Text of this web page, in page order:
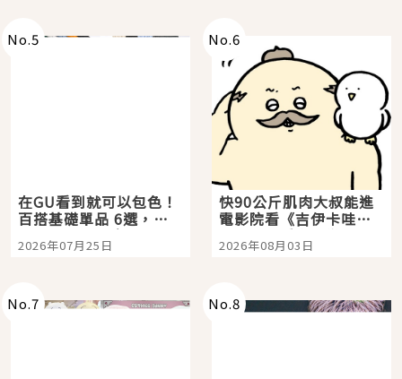
No.5
在GU看到就可以包色！
百搭基礎單品 6選，閉
眼全收也不心疼
2026年07月25日
No.6
快90公斤肌肉大叔能進
電影院看《吉伊卡哇》
嗎？日本重金屬樂團
「打首」會長與nagano
2026年08月03日
No.7 No.8